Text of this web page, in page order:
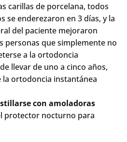
carillas de porcelana, todos
se enderezaron en 3 días, y la
del paciente mejoraron
personas que simplemente no
a la ortodoncia
llevar de uno a cinco años,
ortodoncia instantánea
con amoladoras
protector nocturno para